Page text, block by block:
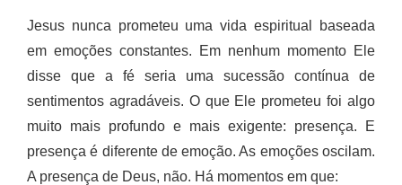
Jesus nunca prometeu uma vida espiritual baseada
em emoções constantes. Em nenhum momento Ele
disse que a fé seria uma sucessão contínua de
sentimentos agradáveis. O que Ele prometeu foi algo
muito mais profundo e mais exigente: presença. E
presença é diferente de emoção. As emoções oscilam.
A presença de Deus, não. Há momentos em que: